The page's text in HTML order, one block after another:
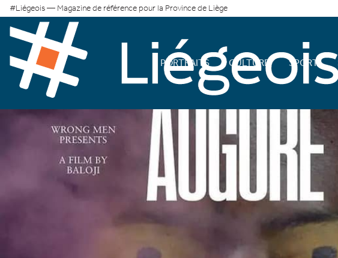
#Liégeois — Magazine de référence pour la Province de Liège
PORTRAITS CULTURE SPORT